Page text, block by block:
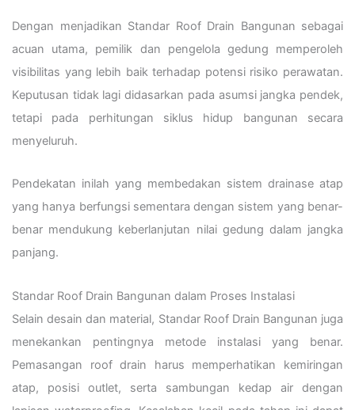
Dengan menjadikan Standar Roof Drain Bangunan sebagai
acuan utama, pemilik dan pengelola gedung memperoleh
visibilitas yang lebih baik terhadap potensi risiko perawatan.
Keputusan tidak lagi didasarkan pada asumsi jangka pendek,
tetapi pada perhitungan siklus hidup bangunan secara
menyeluruh.
Pendekatan inilah yang membedakan sistem drainase atap
yang hanya berfungsi sementara dengan sistem yang benar-
benar mendukung keberlanjutan nilai gedung dalam jangka
panjang.
Standar Roof Drain Bangunan dalam Proses Instalasi
Selain desain dan material, Standar Roof Drain Bangunan juga
menekankan pentingnya metode instalasi yang benar.
Pemasangan roof drain harus memperhatikan kemiringan
atap, posisi outlet, serta sambungan kedap air dengan